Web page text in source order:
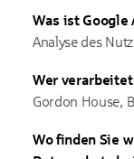
Was ist Google
Analyse des
Wer
Gordon House,
Wo finden Sie